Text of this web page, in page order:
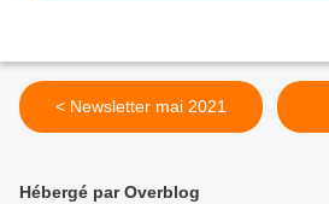
< Newsletter mai 2021
Hébergé par Overblog